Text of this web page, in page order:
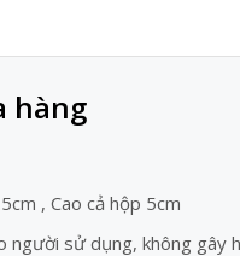
hàng
, Cao cả hộp 5cm
người sử dụng, không gây